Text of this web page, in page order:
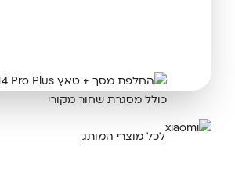
לכל מוצרי המותג